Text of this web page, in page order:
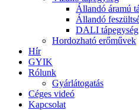
Állandó áramú
Állandó
DALI tápegység
Hordozható erőművek
Hír
GYIK
Rólunk
Gyárlátogatás
Céges videó
Kapcsolat